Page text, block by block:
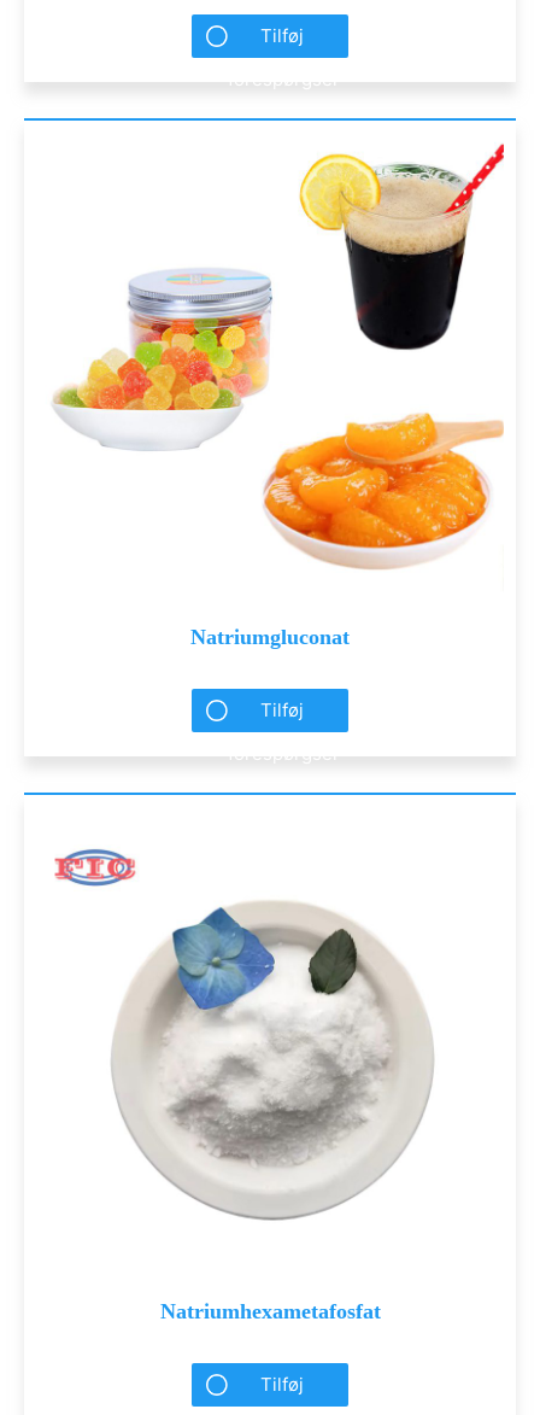
Tilføj
forespørgsel
Natriumgluconat
Tilføj
forespørgsel
Natriumhexametafosfat
Tilføj